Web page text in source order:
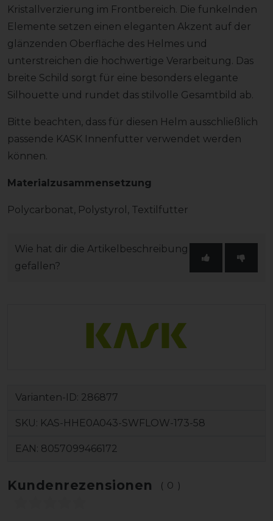
Kristallverzierung im Frontbereich. Die funkelnden
Elemente setzen einen eleganten Akzent auf der
glänzenden Oberfläche des Helmes und
unterstreichen die hochwertige Verarbeitung. Das
breite Schild sorgt für eine besonders elegante
Silhouette und rundet das stilvolle Gesamtbild ab.
Bitte beachten, dass für diesen Helm ausschließlich
passende KASK Innenfutter verwendet werden
können.
Materialzusammensetzung
Polycarbonat, Polystyrol, Textilfutter
Wie hat dir die Artikelbeschreibung
gefallen?
Varianten-ID: 286877
SKU: KAS-HHE0A043-SWFLOW-173-58
EAN: 8057099466172
Kundenrezensionen (0)